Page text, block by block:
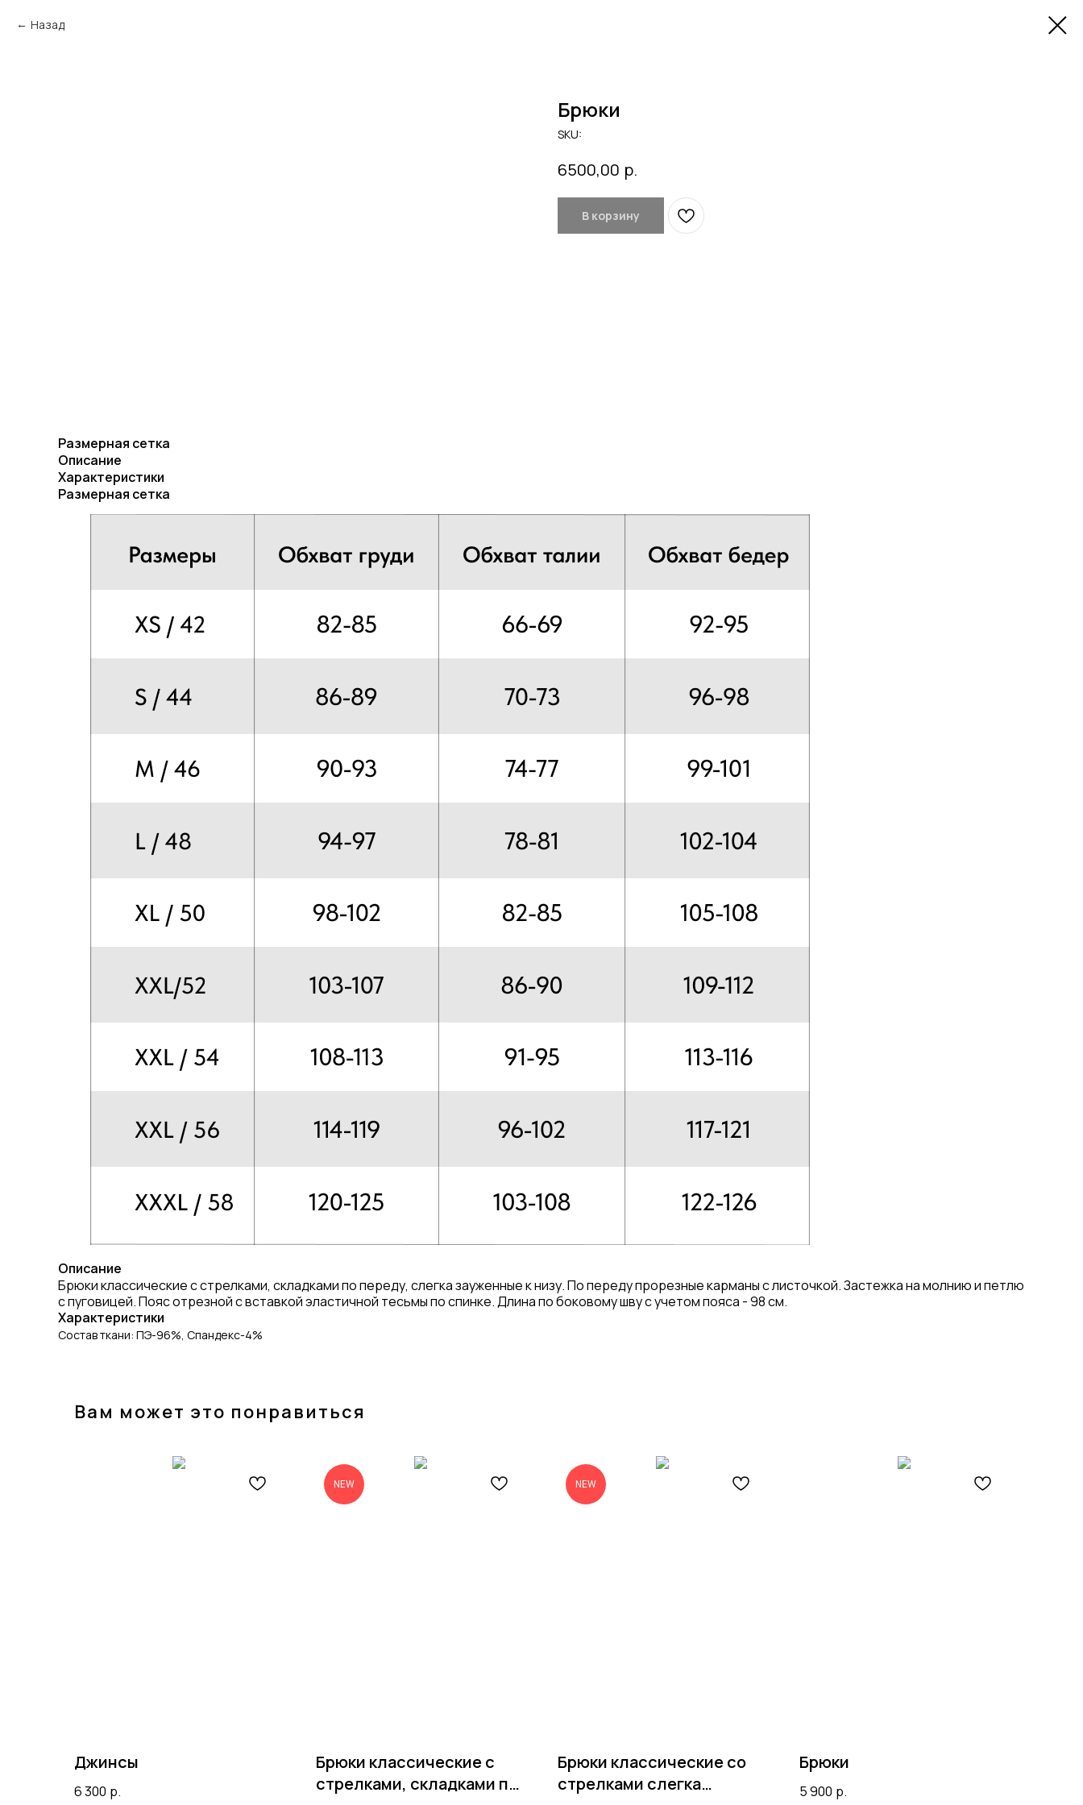
Назад
Брюки
SKU:
6500,00 р.
В корзину
Размерная сетка
Описание
Характеристики
Размерная сетка
Описание
Брюки классические с стрелками, складками по переду, слегка зауженные к низу. По переду прорезные карманы с листочкой. Застежка на молнию и петлю
с пуговицей. Пояс отрезной с вставкой эластичной тесьмы по спинке. Длина по боковому шву с учетом пояса - 98 см.
Характеристики
Состав ткани: ПЭ-96%, Спандекс-4%
Вам может это понравиться
Джинсы
6 300 р.
NEW
Брюки классические с
стрелками, складками по
NEW
Брюки классические со
стрелками слегка
Брюки
5 900 р.